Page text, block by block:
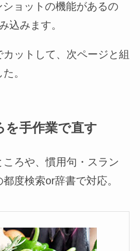
ョットの機能があるの
込みます。
ットして、次ページと組
。
を手作業で直す
ろや、慣用句・スラン
度検索or辞書で対応。